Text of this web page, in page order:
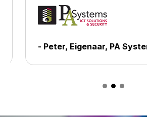
- Peter, Eigenaar, PA